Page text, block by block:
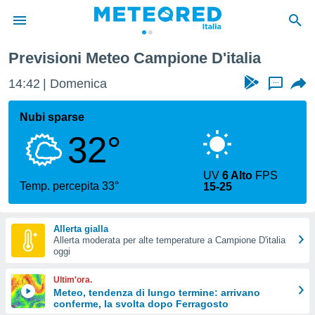
di
per
le
di
Web
le
Previsioni Meteo Campione D'italia
14:42 Domenica ...
Nubi sparse
32°
Temp. percepita 33°
UV6 Alto FPS
15-25
Allerta gialla
Allerta moderata per alte temperature a Campione D'italia
oggi
Ultim'ora.
Meteo, tendenza di lungo termine: arrivano
conferme, la svolta dopo Ferragosto